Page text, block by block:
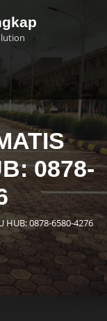
0878-
HUB: 0878-6580-4276